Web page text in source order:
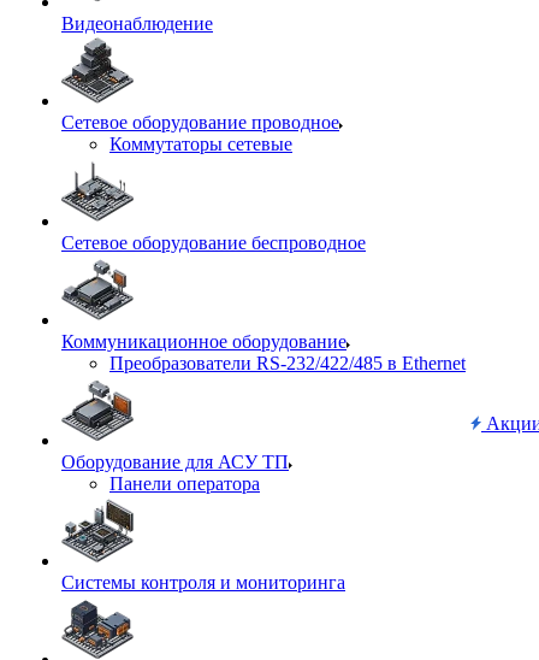
Видеонаблюдение
Сетевое оборудование проводное
Коммутаторы сетевые
Сетевое оборудование беспроводное
Коммуникационное оборудование
Преобразователи RS-232/422/485 в Ethernet
Оборудование для АСУ ТП
Панели оператора
Системы контроля и мониторинга